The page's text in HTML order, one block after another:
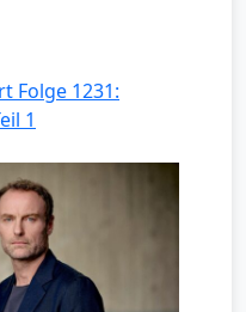
Folge 1231:
1